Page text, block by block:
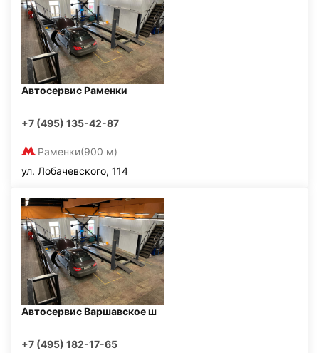
Автосервис Раменки
+7 (495) 135-42-87
Раменки(900 м)
ул. Лобачевского, 114
Автосервис Варшавское ш
+7 (495) 182-17-65